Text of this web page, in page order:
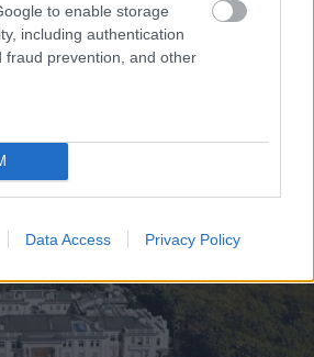
to enable storage
including authentication
fraud prevention, and other
Data Access Privacy Policy